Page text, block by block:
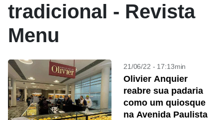
tradicional - Revista
Menu
21/06/22 - 17:13min
Olivier Anquier
reabre sua padaria
como um quiosque
na Avenida Paulista